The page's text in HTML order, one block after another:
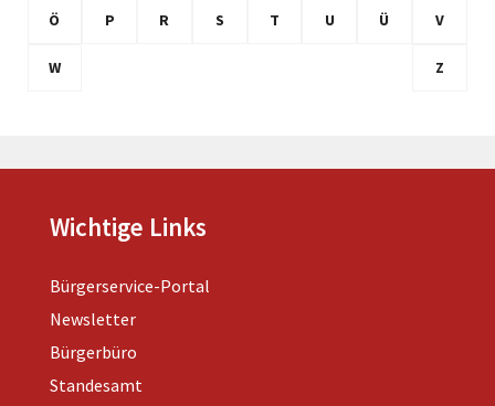
Ö P R S T U Ü V
W Z
Wichtige Links
Bürgerservice-Portal
Newsletter
Bürgerbüro
Standesamt